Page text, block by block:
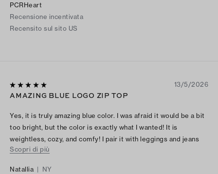
PCRHeart
Recensione incentivata
Recensito sul sito US
13/5/2026
AMAZING BLUE LOGO ZIP TOP
Yes, it is truly amazing blue color. I was afraid it would be a bit
too bright, but the color is exactly what I wanted! It is
weightless, cozy, and comfy! I pair it with leggings and jeans
and getting a lot of compliments!
Scopri di più
Natallia | NY